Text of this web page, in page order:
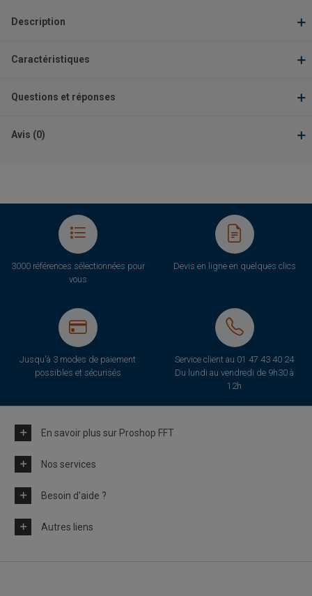
Description
Caractéristiques
Questions et réponses
Avis (0)
3000 références sélectionnées pour
vous
Devis en ligne en quelques clics
Jusqu'à 3 modes de paiement
possibles et sécurisés
Service client au 01 47 43 40 24
Du lundi au vendredi de 9h30 à
12h
En savoir plus sur Proshop FFT
Nos services
Besoin d'aide ?
Autres liens